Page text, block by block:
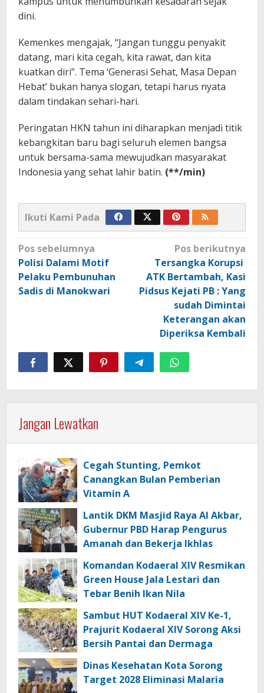
dini.
Kemenkes mengajak, “Jangan tunggu penyakit
datang, mari kita cegah, kita rawat, dan kita
kuatkan diri”. Tema ‘Generasi Sehat, Masa Depan
Hebat’ bukan hanya slogan, tetapi harus nyata
dalam tindakan sehari-hari.
Peringatan HKN tahun ini diharapkan menjadi titik
kebangkitan baru bagi seluruh elemen bangsa
untuk bersama-sama mewujudkan masyarakat
Indonesia yang sehat lahir batin. (**/min)
Ikuti Kami Pada
Navigasi
pos
Pos sebelumnya
Polisi Dalami Motif
Pelaku Pembunuhan
Sadis di Manokwari
Pos berikutnya
Tersangka Korupsi
ATK Bertambah, Kasi
Pidsus Kejati PB : Yang
sudah Dimintai
Keterangan akan
Diperiksa Kembali
Jangan Lewatkan
Cegah Stunting, Pemkot
Canangkan Bulan Pemberian
Vitamin A
Lantik DKM Masjid Raya Al Akbar,
Gubernur PBD Harap Pengurus
Amanah dan Bekerja Ikhlas
Komandan Kodaeral XIV Resmikan
Green House Jala Lestari dan
Tebar Benih Ikan Nila
Sambut HUT Kodaeral XIV Ke-1,
Prajurit Kodaeral XIV Sorong Aksi
Bersih Pantai dan Dermaga
Dinas Kesehatan Kota Sorong
Target 2028 Eliminasi Malaria